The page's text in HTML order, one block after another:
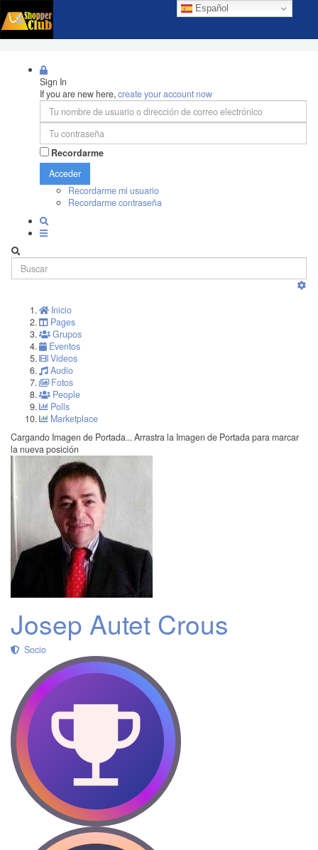
Español
Sign In
If you are new here,create your account now
Recordarme
Acceder
Recordarme mi usuario
Recordarme contraseña
Inicio
Pages
Grupos
Eventos
Videos
Audio
Fotos
People
Polls
Marketplace
Cargando Imagen de Portada... Arrastra la Imagen de Portada para marcar
la nueva posición
Josep Autet Crous
Socio